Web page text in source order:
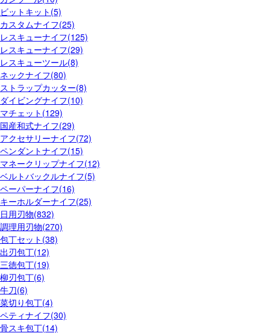
ビットキット(5)
カスタムナイフ(25)
レスキューナイフ(125)
レスキューナイフ(29)
レスキューツール(8)
ネックナイフ(80)
ストラップカッター(8)
ダイビングナイフ(10)
マチェット(129)
国産和式ナイフ(29)
アクセサリーナイフ(72)
ペンダントナイフ(15)
マネークリップナイフ(12)
ベルトバックルナイフ(5)
ペーパーナイフ(16)
キーホルダーナイフ(25)
日用刃物(832)
調理用刃物(270)
包丁セット(38)
出刃包丁(12)
三徳包丁(19)
柳刃包丁(6)
牛刀(6)
菜切り包丁(4)
ペティナイフ(30)
骨スキ包丁(14)